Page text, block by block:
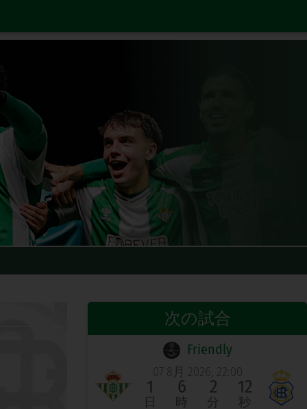
次の試合
Friendly
07 8月 2026, 22:00
1 6
時
2
分
11
秒